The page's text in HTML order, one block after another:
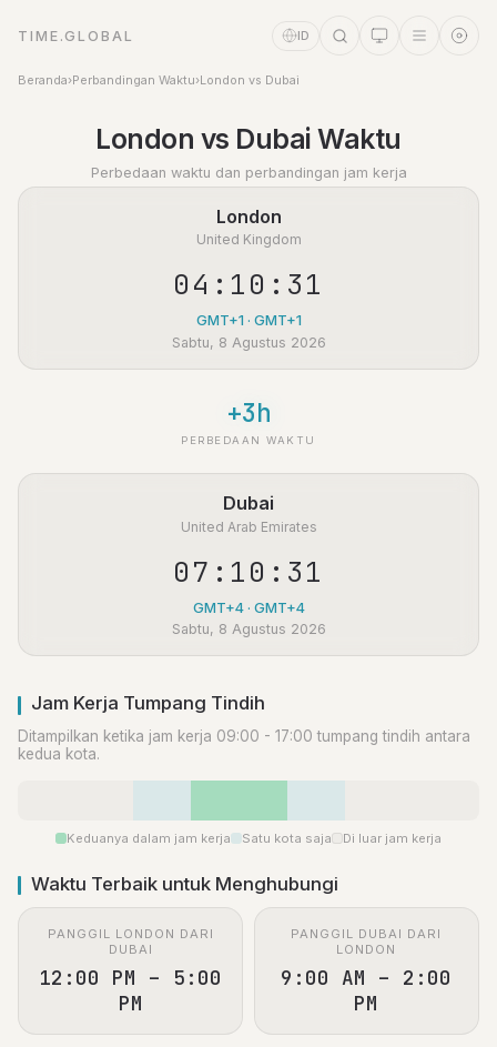
TIME.GLOBAL ID
Beranda›Perbandingan Waktu›London vs Dubai
London vs Dubai Waktu
Perbedaan waktu dan perbandingan jam kerja
London
United Kingdom
04:10:31
GMT+1 · GMT+1
Sabtu, 8 Agustus 2026
+3h
PERBEDAAN WAKTU
Dubai
United Arab Emirates
07:10:31
GMT+4 · GMT+4
Sabtu, 8 Agustus 2026
Jam Kerja Tumpang Tindih
Ditampilkan ketika jam kerja 09:00 - 17:00 tumpang tindih antara
kedua kota.
Keduanya dalam jam kerja Satu kota saja Di luar jam kerja
Waktu Terbaik untuk Menghubungi
PANGGIL LONDON DARI
DUBAI
12:00 PM – 5:00
PM
PANGGIL DUBAI DARI
LONDON
9:00 AM – 2:00
PM
Asisten Waktu